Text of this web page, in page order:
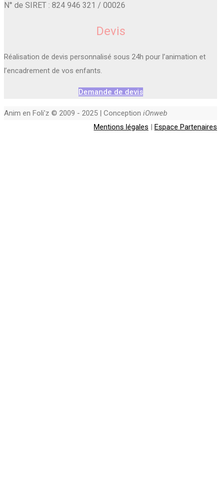
N° de SIRET : 824 946 321 / 00026
Devis
Réalisation de devis personnalisé sous 24h pour l’animation et
l’encadrement de vos enfants.
Demande de devis
Anim en Foli'z © 2009 - 2025 | Conception iOnweb
Mentions légales | Espace Partenaires